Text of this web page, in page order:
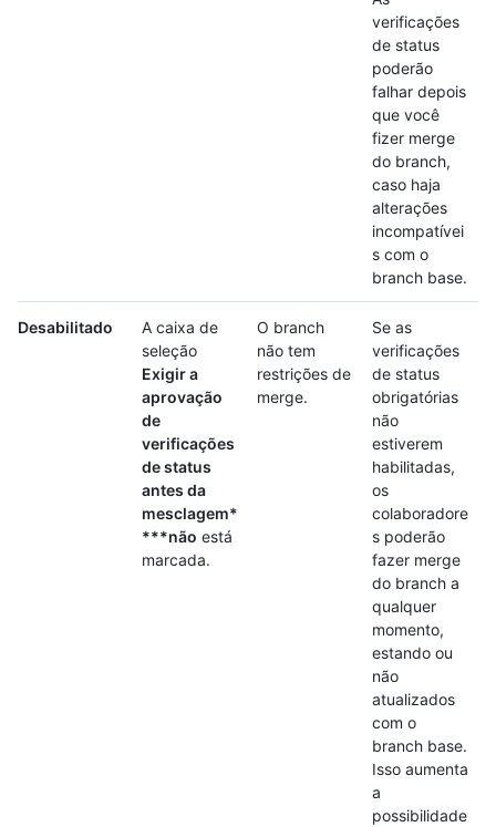
verificações
de status
poderão
falhar depois
que você
fizer merge
do branch,
caso haja
alterações
incompatívei
s com o
branch base.
Desabilitado
A caixa de
seleção
Exigir a
aprovação
de
verificações
de status
antes da
mesclagem*
***não está
marcada.
O branch
não tem
restrições de
merge.
Se as
verificações
de status
obrigatórias
não
estiverem
habilitadas,
os
colaboradore
s poderão
fazer merge
do branch a
qualquer
momento,
estando ou
não
atualizados
com o
branch base.
Isso aumenta
a
possibilidade